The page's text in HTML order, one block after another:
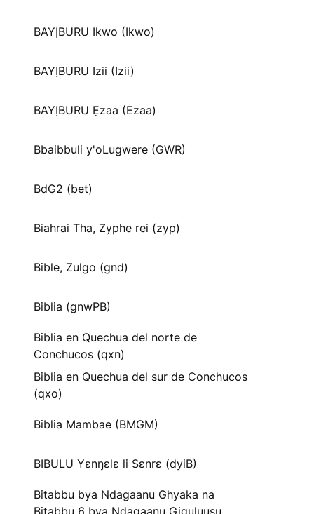
BAYỊBURU Ikwo (Ikwo)
BAYỊBURU Izii (Izii)
BAYỊBURU Ẹzaa (Ezaa)
Bbaibbuli y'oLugwere (GWR)
BdG2 (bet)
Biahrai Tha, Zyphe rei (zyp)
Bible, Zulgo (gnd)
Biblia (gnwPB)
Biblia en Quechua del norte de
Conchucos (qxn)
Biblia en Quechua del sur de Conchucos
(qxo)
Biblia Mambae (BMGM)
BIBULU Yɛnŋɛlɛ li Sɛnrɛ (dyiB)
Bitabbu bya Ndagaanu Ghyaka na
Bitabbu 6 bya Ndagaanu Gi̱gu̱lu̱u̱su̱